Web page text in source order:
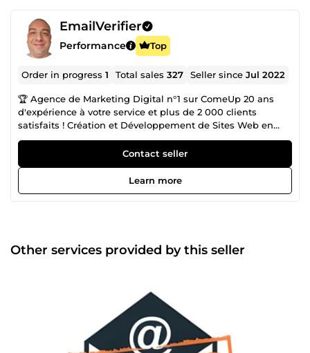
EmailVerifier
Performance Top
Order in progress1 Total sales327 Seller sinceJul 2022
🏆 Agence de Marketing Digital n°1 sur ComeUp 20 ans
d'expérience à votre service et plus de 2 000 clients
satisfaits ! Création et Développement de Sites Web en
CMS ou entièrement codés Sur-Mesure : ✅ Sites Carte de
Visites ✅ Sites Vitrines ✅ Sites E-Commerces ✅ Sites
Communautaires ✅Blogs 🎖️ Certification WIX / Wordpress /
Prestashop / Shopify / Woocommerce / Laravel et Joomla!
Vente de Fichiers Complets avec Emails 100% Valides
(Canada) ✅ Plus de 86 Pays disponibles Scraping de
Données Sur-Mesure : ✅ LinkedIn Vérification de vos Listes
Bounces ✅ Détection des Full Inbox ✅ Elimination des
Emails temporaires ✅ Détection des Catch-All ✅
Elimination des Spam Traps ✅ Détection des Bots Création
et Envoi de vos Campagnes Emailing : ✅ Garanti à 90%
minimum en Boite de Réception ✅ Newsletter
Contact seller
Learn more
Other services provided by this seller